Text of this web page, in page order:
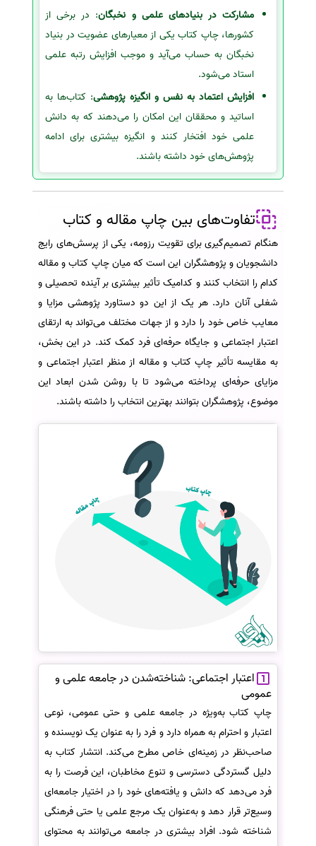
مشارکت در بنیادهای علمی و نخبگان: در برخی از
کشورها، چاپ کتاب یکی از معیارهای عضویت در بنیاد
نخبگان به حساب می‌آید و موجب افزایش رتبه علمی
استاد می‌شود.
افزایش اعتماد به نفس و انگیزه پژوهشی: کتاب‌ها به
اساتید و محققان این امکان را می‌دهند که به دانش
علمی خود افتخار کنند و انگیزه بیشتری برای ادامه
پژوهش‌های خود داشته باشند.
تفاوت‌های بین چاپ مقاله و کتاب
هنگام تصمیم‌گیری برای تقویت رزومه، یکی از پرسش‌های رایج
دانشجویان و پژوهشگران این است که میان چاپ کتاب و مقاله
کدام را انتخاب کنند و کدامیک تأثیر بیشتری بر آینده تحصیلی و
شغلی آنان دارد. هر یک از این دو دستاورد پژوهشی مزایا و
معایب خاص خود را دارد و از جهات مختلف می‌تواند به ارتقای
اعتبار اجتماعی و جایگاه حرفه‌ای فرد کمک کند. در این بخش،
به مقایسه تأثیر چاپ کتاب و مقاله از منظر اعتبار اجتماعی و
مزایای حرفه‌ای پرداخته می‌شود تا با روشن شدن ابعاد این
موضوع، پژوهشگران بتوانند بهترین انتخاب را داشته باشند.
اعتبار اجتماعی: شناخته‌شدن در جامعه علمی و
عمومی
چاپ کتاب به‌ویژه در جامعه علمی و حتی عمومی، نوعی
اعتبار و احترام به همراه دارد و فرد را به عنوان یک نویسنده و
صاحب‌نظر در زمینه‌ای خاص مطرح می‌کند. انتشار کتاب به
دلیل گستردگی دسترسی و تنوع مخاطبان، این فرصت را به
فرد می‌دهد که دانش و یافته‌های خود را در اختیار جامعه‌ای
وسیع‌تر قرار دهد و به‌عنوان یک مرجع علمی یا حتی فرهنگی
شناخته شود. افراد بیشتری در جامعه می‌توانند به محتوای